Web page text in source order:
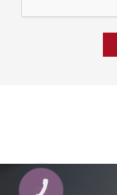
КНОПКА
ЗВ'ЯЗКУ